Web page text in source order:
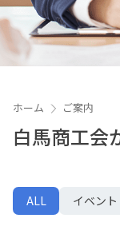
業務案内
補助金
ホーム ご案内
白馬商工会
ALL イベント